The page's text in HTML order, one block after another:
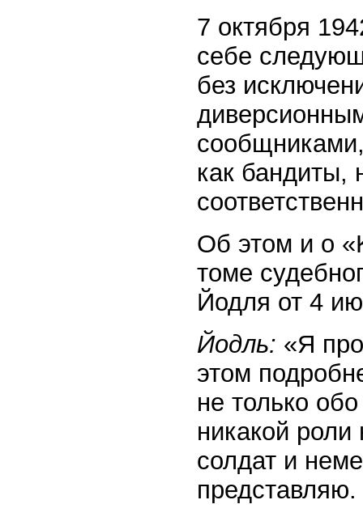
7 октября
себе
без
как бандиты,
Об этом и о
томе
Йодля от 4
Йодль: «Я
этом
не только
никакой
солдат и
представляю.